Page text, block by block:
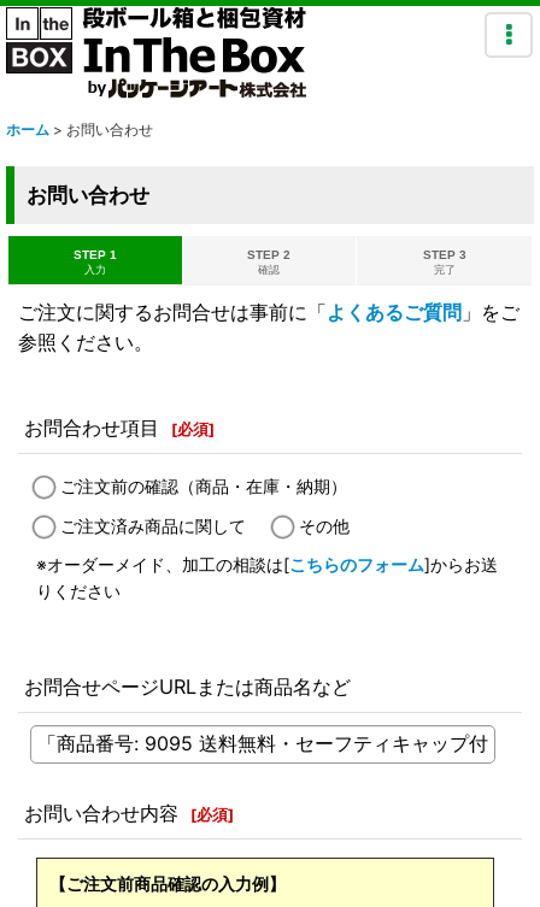
ホーム > お問い合わせ
お問い合わせ
STEP 1
入力
STEP 2
確認
STEP 3
完了
ご注文に関するお問合せは事前に「よくあるご質問 」をご
参照ください。
お問合わせ項目 [必須]
ご注文前の確認（商品・在庫・納期）
ご注文済み商品に関して
その他
※オーダーメイド、加工の相談は[こちらのフォーム]からお送
りください
お問合せページURLまたは商品名など
お問い合わせ内容 [必須]
【ご注文前商品確認の入力例】